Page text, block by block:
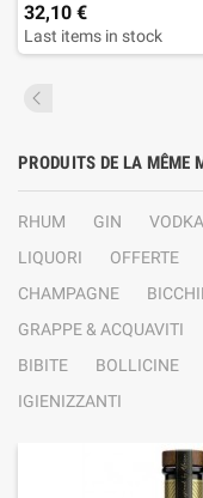
32,10 €
Last items in stock
PRODUITS DE LA MÊME
RHUM GIN VODKA
LIQUORI
OFFERTE
CHAMPAGNE
GRAPPE & ACQUAVITI
BIBITE
BOLLICINE
IGIENIZZANTI